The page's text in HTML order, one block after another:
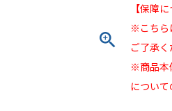
【保障
※こちら
ご了承く
※商品本
につい